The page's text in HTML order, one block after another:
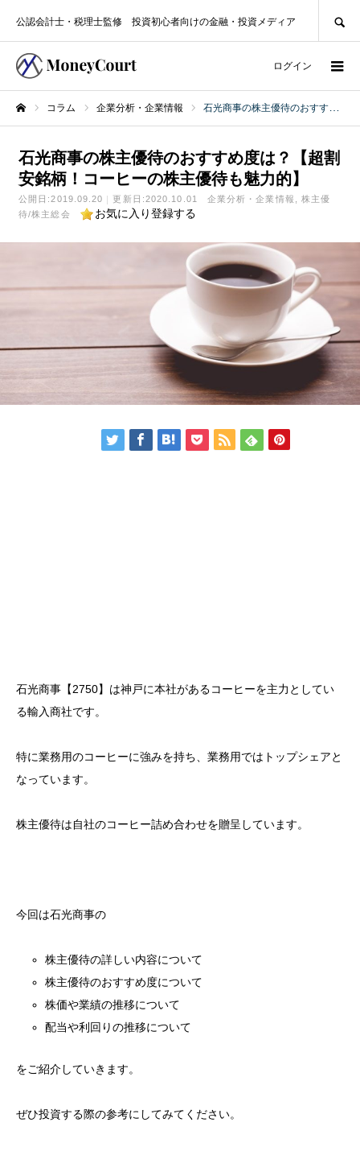
公認会計士・税理士監修 投資初心者向けの金融・投資メディア
ログイン
コラム 企業分析・企業情報 石光商事の株主優待のおすすめ度は？【超割安銘柄！コーヒーの株主優待も魅力的】
石光商事の株主優待のおすすめ度は？【超割
安銘柄！コーヒーの株主優待も魅力的】
公開日:2019.09.20 更新日:2020.10.01 企業分析・企業情報
株主優
待/株主総会
お気に入り登録する
石光商事【2750】は神戸に本社があるコーヒーを主力としてい
る輸入商社です。
特に業務用のコーヒーに強みを持ち、業務用ではトップシェアと
なっています。
株主優待は自社のコーヒー詰め合わせを贈呈しています。
今回は石光商事の
株主優待の詳しい内容について
株主優待のおすすめ度について
株価や業績の推移について
配当や利回りの推移について
をご紹介していきます。
ぜひ投資する際の参考にしてみてください。